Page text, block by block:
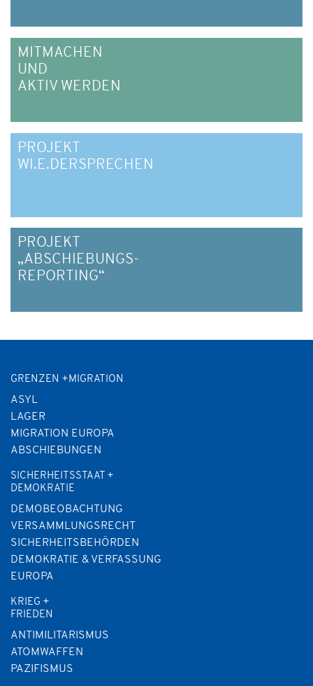
MITMACHEN
UND
AKTIV WERDEN
PROJEKT
WI.E.DERSPRECHEN
PROJEKT
„ABSCHIEBUNGS-
REPORTING“
GRENZEN +MIGRATION
ASYL
LAGER
MIGRATION EUROPA
ABSCHIEBUNGEN
SICHERHEITSSTAAT +
DEMOKRATIE
DEMOBEOBACHTUNG
VERSAMMLUNGSRECHT
SICHERHEITSBEHÖRDEN
DEMOKRATIE & VERFASSUNG
EUROPA
KRIEG +
FRIEDEN
ANTIMILITARISMUS
ATOMWAFFEN
PAZIFISMUS